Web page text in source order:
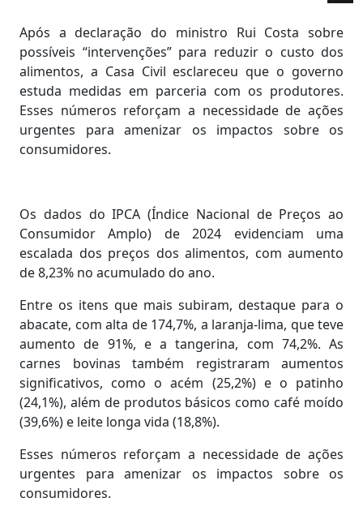
Após a declaração do ministro Rui Costa sobre
possíveis “intervenções” para reduzir o custo dos
alimentos, a Casa Civil esclareceu que o governo
estuda medidas em parceria com os produtores.
Esses números reforçam a necessidade de ações
urgentes para amenizar os impactos sobre os
consumidores.
Os dados do IPCA (Índice Nacional de Preços ao
Consumidor Amplo) de 2024 evidenciam uma
escalada dos preços dos alimentos, com aumento
de 8,23% no acumulado do ano.
Entre os itens que mais subiram, destaque para o
abacate, com alta de 174,7%, a laranja-lima, que teve
aumento de 91%, e a tangerina, com 74,2%. As
carnes bovinas também registraram aumentos
significativos, como o acém (25,2%) e o patinho
(24,1%), além de produtos básicos como café moído
(39,6%) e leite longa vida (18,8%).
Esses números reforçam a necessidade de ações
urgentes para amenizar os impactos sobre os
consumidores.